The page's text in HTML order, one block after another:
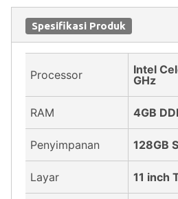
Spesifikasi Produk
Processor
Intel
GHz
RAM 4GB
Penyimpanan 128GB
Layar 11 inch